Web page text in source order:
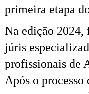
primeira etapa
Na edição 2024,
júris
profissionais de
Após o